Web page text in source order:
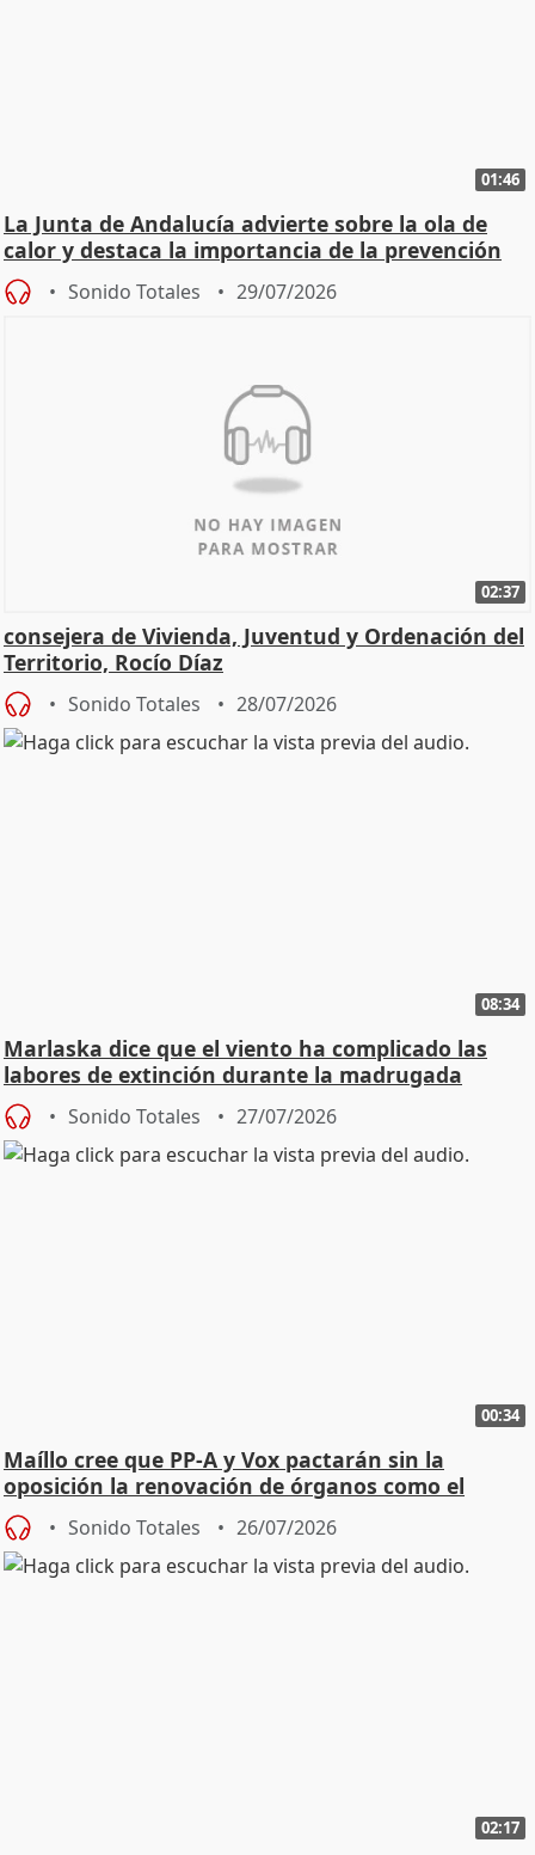
01:46
La Junta de Andalucía advierte sobre la ola de
calor y destaca la importancia de la prevención
Sonido Totales 29/07/2026
02:37
consejera de Vivienda, Juventud y Ordenación del
Territorio, Rocío Díaz
Sonido Totales 28/07/2026
08:34
Marlaska dice que el viento ha complicado las
labores de extinción durante la madrugada
Sonido Totales 27/07/2026
00:34
Maíllo cree que PP-A y Vox pactarán sin la
oposición la renovación de órganos como el
Defensor
Sonido Totales 26/07/2026
02:17